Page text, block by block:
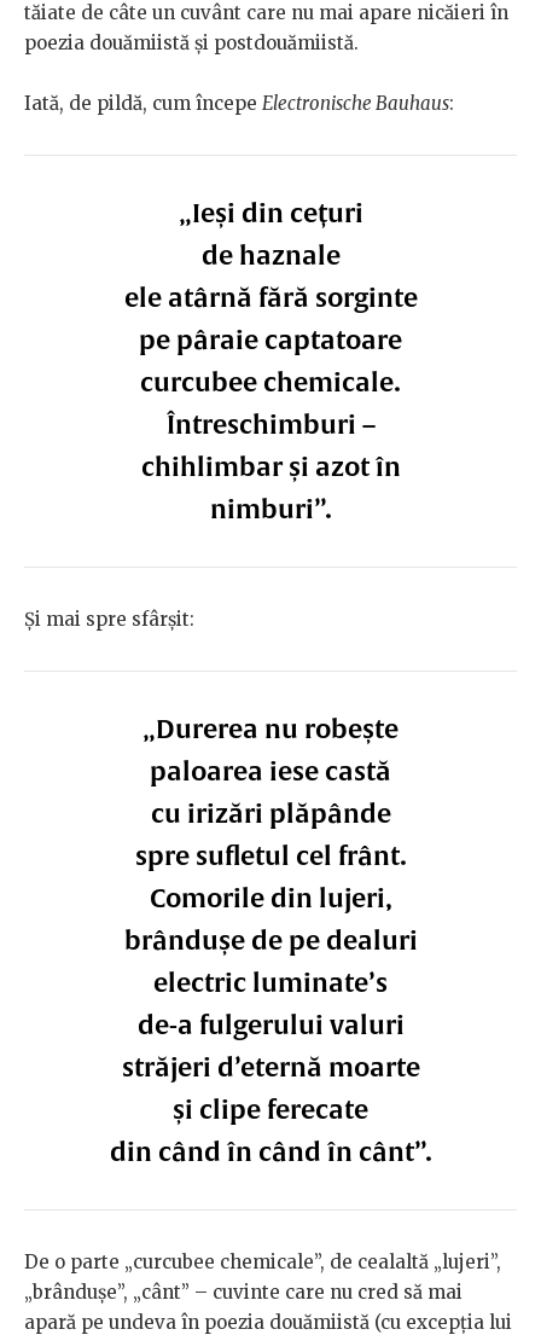
tăiate de câte un cuvânt care nu mai apare nicăieri în
poezia douămiistă și postdouămiistă.
Iată, de pildă, cum începe Electronische Bauhaus:
„Ieși din cețuri
de haznale
ele atârnă fără sorginte
pe pâraie captatoare
curcubee chemicale.
Întreschimburi –
chihlimbar și azot în
nimburi”.
Și mai spre sfârșit:
„Durerea nu robește
paloarea iese castă
cu irizări plăpânde
spre sufletul cel frânt.
Comorile din lujeri,
brândușe de pe dealuri
electric luminate’s
de-a fulgerului valuri
străjeri d’eternă moarte
și clipe ferecate
din când în când în cânt”.
De o parte „curcubee chemicale”, de cealaltă „lujeri”,
„brândușe”, „cânt” – cuvinte care nu cred să mai
apară pe undeva în poezia douămiistă (cu excepția lui